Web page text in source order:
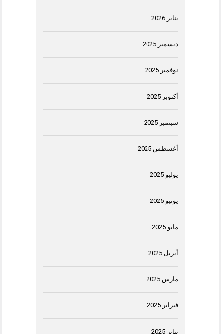
يناير 2026
ديسمبر 2025
نوفمبر 2025
أكتوبر 2025
سبتمبر 2025
أغسطس 2025
يوليو 2025
يونيو 2025
مايو 2025
أبريل 2025
مارس 2025
فبراير 2025
يناير 2025